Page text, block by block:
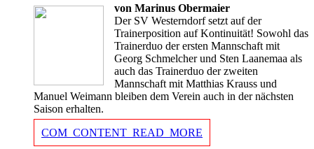
von Marinus Obermaier
Der SV Westerndorf setzt auf der
Trainerposition auf Kontinuität! Sowohl das
Trainerduo der ersten Mannschaft mit
Georg Schmelcher und Sten Laanemaa als
auch das Trainerduo der zweiten
Mannschaft mit Matthias Krauss und
Manuel Weimann bleiben dem Verein auch in der nächsten
Saison erhalten.
COM_CONTENT_READ_MORE